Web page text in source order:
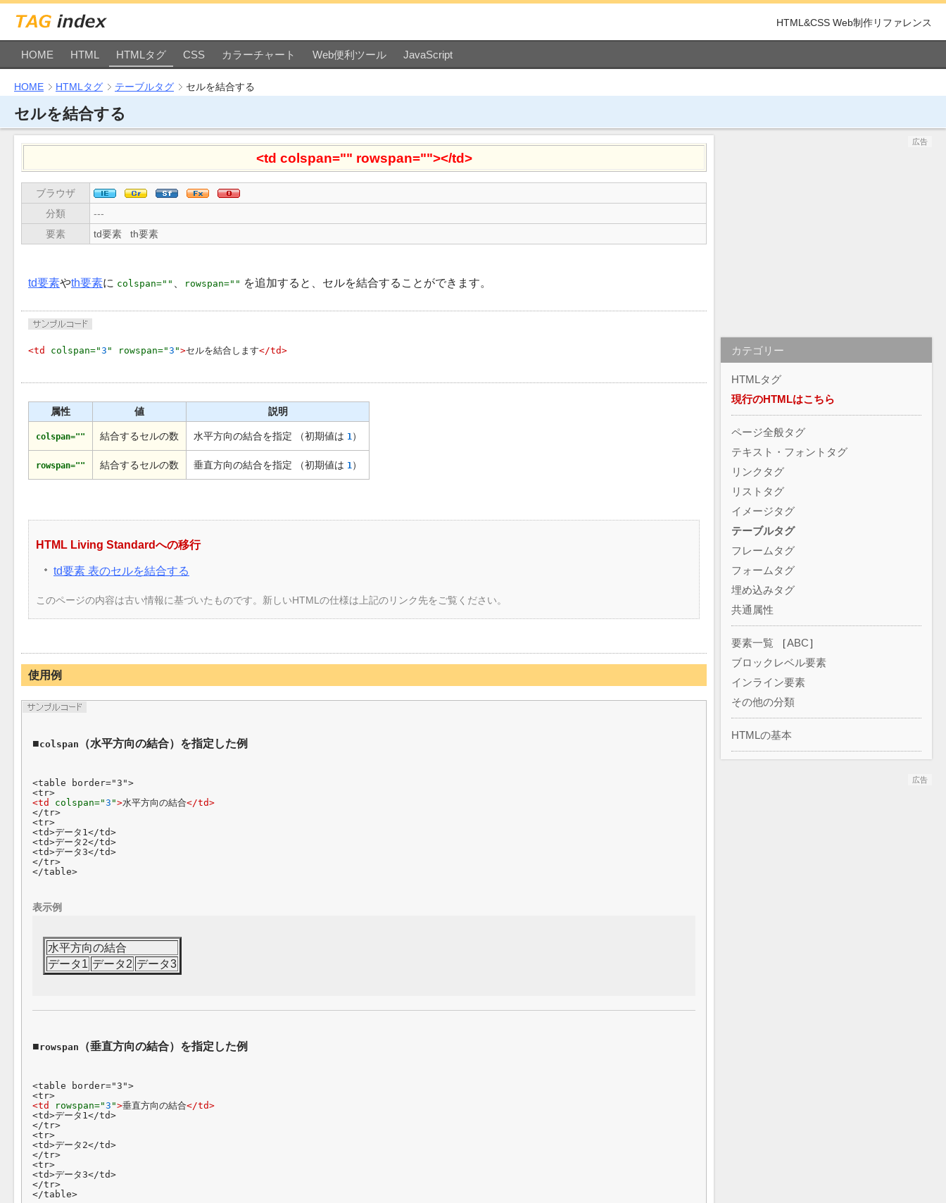
HTML&CSS Web制作リファレンス
HOME HTML HTMLタグ CSS カラーチャート Web便利ツール JavaScript
HOME HTMLタグ テーブルタグ セルを結合する
セルを結合する
<td colspan="" rowspan=""></td>
ブラウザ
分類
---
要素
td要素 th要素
td要素やth要素に colspan="" rowspan="" を追加すると、セルを結合することができます。
<td colspan="3 " rowspan="3 ">セルを結合します</td>
属性 値 説明
colspan="" 結合するセルの数 水平方向の結合を指定 （初期値は 1）
rowspan="" 結合するセルの数 垂直方向の結合を指定 （初期値は 1）
HTML Living Standardへの移行
td要素 表のセルを結合する
このページの内容は古い情報に基づいたものです。新しいHTMLの仕様は上記のリンク先をご覧ください。
使用例
colspan （水平方向の結合）を指定した例
<table border="3">
<td colspan="3 ">水平方向の結合</td>
</tr>
<tr>
<td>データ1</td>
<td>データ2</td>
<td>データ3</td>
</tr>
表示例
水平方向の結合
データ1 データ2 データ3
rowspan （垂直方向の結合）を指定した例
<table border="3">
<td
rowspan="3 ">垂直方向の結合</td>
<td>データ1</td>
</tr>
<tr>
<td>データ2</td>
</tr>
<tr>
<td>データ3</td>
</tr>
広告
カテゴリー
HTMLタグ
現行のHTMLはこちら
ページ全般タグ
テキスト・フォントタグ
リンクタグ
リストタグ
イメージタグ
テーブルタグ
フレームタグ
フォームタグ
埋め込みタグ
共通属性
要素一覧 ［ABC］
ブロックレベル要素
インライン要素
その他の分類
HTMLの基本
広告